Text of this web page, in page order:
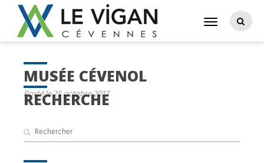
RECHERCHE
MUSÉE CÉVENOL
Posté le 25 octobre 2017